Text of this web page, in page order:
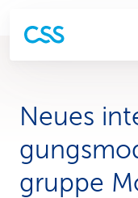
Neues
gruppe